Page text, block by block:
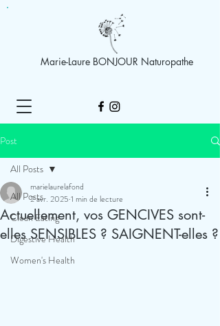
Marie-Laure BONJOUR Naturopathe
Post
All Posts
Clean Eating
Digestive Health
Women's Health
All Posts
Actuellement, vos GENCIVES sont-
elles SENSIBLES ? SAIGNENT-elles ?
marielaurelafond
2 avr. 2025 1 min de lecture